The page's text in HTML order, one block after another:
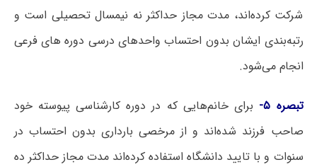
شرکت کرده‌اند، مدت مجاز حداکثر نه نیمسال تحصیلی است و
رتبه‌بندی ایشان بدون احتساب واحدهای درسی دوره های فرعی
انجام می‌شود.
تبصره ۵-
برای خانم‌هایی که در دوره کارشناسی پیوسته خود
صاحب فرزند شده‌اند و از مرخصی بارداری بدون احتساب در
سنوات و با تایید دانشگاه استفاده کرده‌اند مدت مجاز حداکثر ده